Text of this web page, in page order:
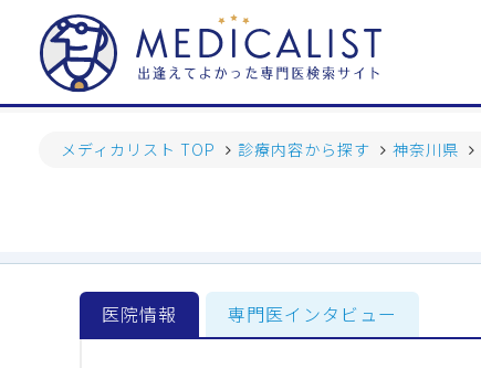
メディカリスト TOP 診療内容から探す 神奈川県
医院情報 専門医インタビュー